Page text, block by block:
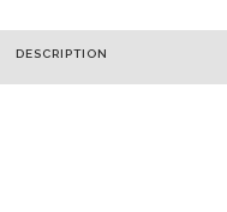
DESCRIPTION